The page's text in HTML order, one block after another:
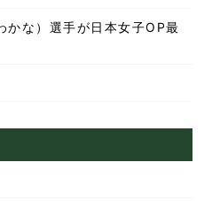
かな）選手が日本女子OP最